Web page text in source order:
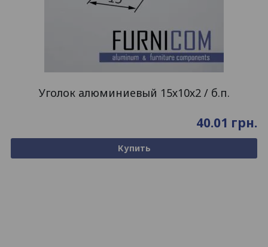
Уголок алюминиевый 15х10х2 / б.п.
40.01 грн.
Купить